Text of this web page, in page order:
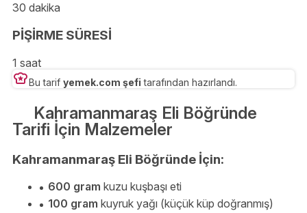
30 dakika
PİŞİRME SÜRESİ
1 saat
Bu tarif yemek.com şefi tarafından hazırlandı.
Kahramanmaraş Eli Böğründe
Tarifi İçin Malzemeler
Kahramanmaraş Eli Böğründe İçin:
600 gram kuzu kuşbaşı eti
100 gram kuyruk yağı (küçük küp doğranmış)